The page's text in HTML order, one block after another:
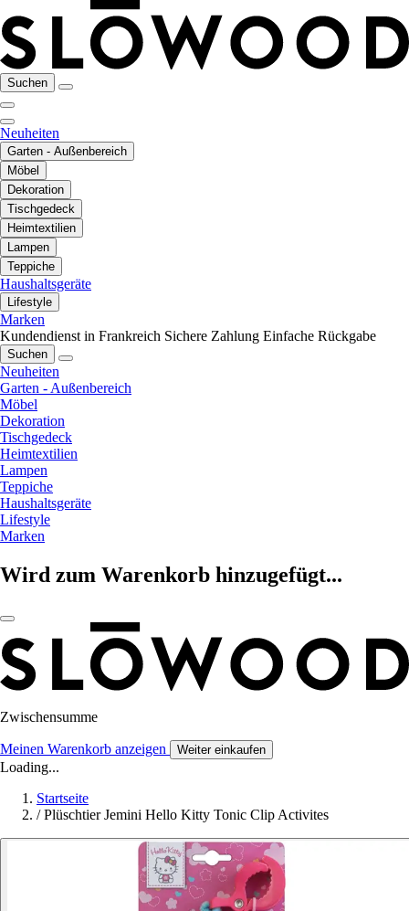
Suchen
Neuheiten
Garten - Außenbereich
Möbel
Dekoration
Tischgedeck
Heimtextilien
Lampen
Teppiche
Haushaltsgeräte
Lifestyle
Marken
Kundendienst in Frankreich Sichere Zahlung Einfache Rückgabe
Suchen
Neuheiten
Garten - Außenbereich
Möbel
Dekoration
Tischgedeck
Heimtextilien
Lampen
Teppiche
Haushaltsgeräte
Lifestyle
Marken
Wird zum Warenkorb hinzugefügt...
Zwischensumme
Meinen Warenkorb anzeigen Weiter einkaufen
Loading...
Startseite
/ Plüschtier Jemini Hello Kitty Tonic Clip Activites